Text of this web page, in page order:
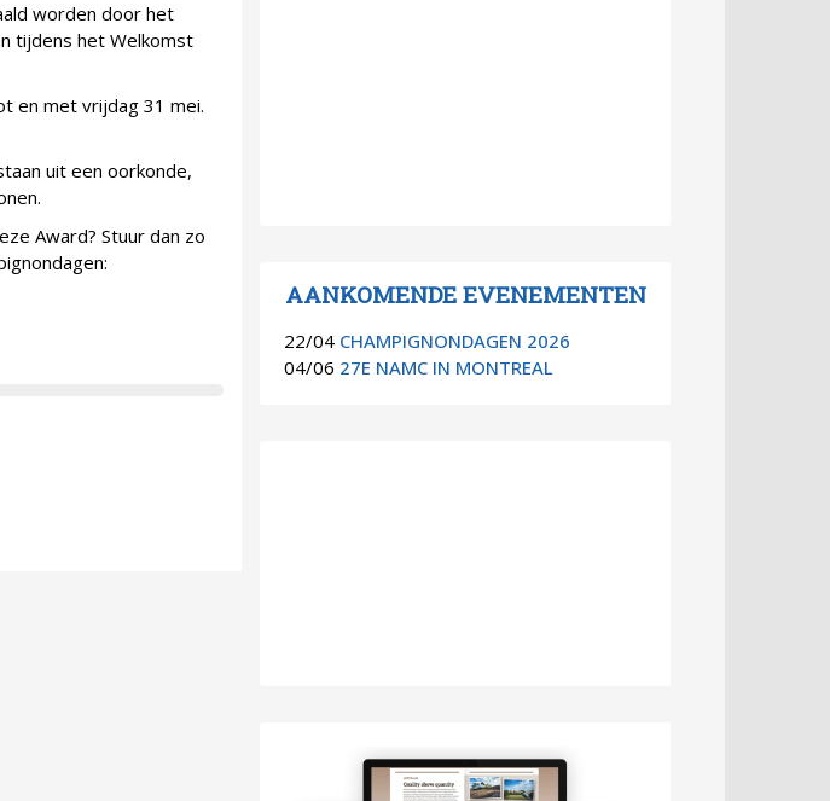
worden door het
tijdens het Welkomst
en met vrijdag 31 mei.
uit een oorkonde,
Award? Stuur dan zo
AANKOMENDE EVENEMENTEN
22/04 CHAMPIGNONDAGEN 2026
04/06 27E NAMC IN MONTREAL